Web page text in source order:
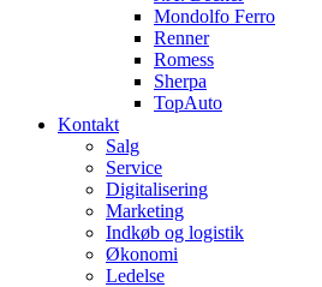
Mondolfo Ferro
Renner
Romess
Sherpa
TopAuto
Kontakt
Salg
Service
Digitalisering
Marketing
Indkøb og logistik
Økonomi
Ledelse